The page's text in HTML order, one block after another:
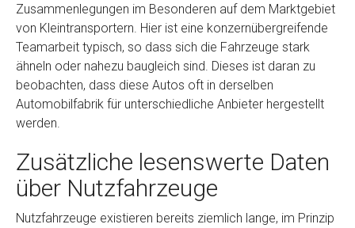
Zusammenlegungen im Besonderen auf dem Marktgebiet
von Kleintransportern. Hier ist eine konzernübergreifende
Teamarbeit typisch, so dass sich die Fahrzeuge stark
ähneln oder nahezu baugleich sind. Dieses ist daran zu
beobachten, dass diese Autos oft in derselben
Automobilfabrik für unterschiedliche Anbieter hergestellt
werden.
Zusätzliche lesenswerte Daten
über Nutzfahrzeuge
Nutzfahrzeuge existieren bereits ziemlich lange, im Prinzip